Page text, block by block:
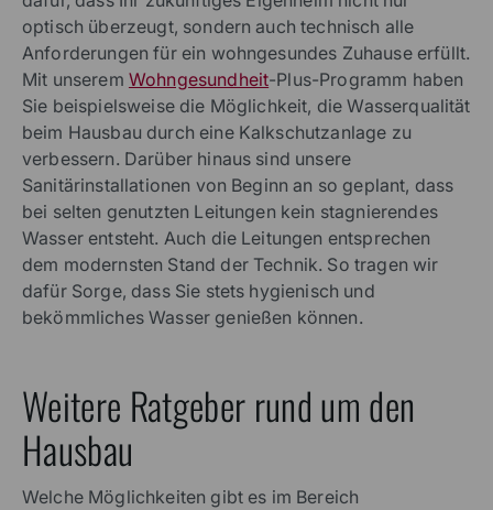
optisch überzeugt, sondern auch technisch alle
Anforderungen für ein wohngesundes Zuhause erfüllt.
Mit unserem Wohngesundheit-Plus-Programm haben
Sie beispielsweise die Möglichkeit, die Wasserqualität
beim Hausbau durch eine Kalkschutzanlage zu
verbessern. Darüber hinaus sind unsere
Sanitärinstallationen von Beginn an so geplant, dass
bei selten genutzten Leitungen kein stagnierendes
Wasser entsteht. Auch die Leitungen entsprechen
dem modernsten Stand der Technik. So tragen wir
dafür Sorge, dass Sie stets hygienisch und
bekömmliches Wasser genießen können.
Weitere Ratgeber rund um den
Hausbau
Welche Möglichkeiten gibt es im Bereich